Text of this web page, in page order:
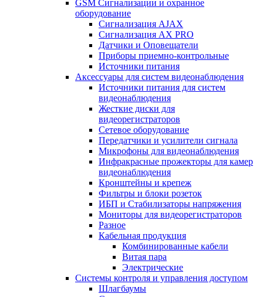
GSM Сигнализации и охранное
оборудование
Сигнализация AJAX
Сигнализация AX PRO
Датчики и Оповещатели
Приборы приемно-контрольные
Источники питания
Аксессуары для систем видеонаблюдения
Источники питания для систем
видеонаблюдения
Жесткие диски для
видеорегистраторов
Сетевое оборудование
Передатчики и усилители сигнала
Микрофоны для видеонаблюдения
Инфракрасные прожекторы для камер
видеонаблюдения
Кронштейны и крепеж
Фильтры и блоки розеток
ИБП и Стабилизаторы напряжения
Мониторы для видеорегистраторов
Разное
Кабельная продукция
Комбинированные кабели
Витая пара
Электрические
Системы контроля и управления доступом
Шлагбаумы